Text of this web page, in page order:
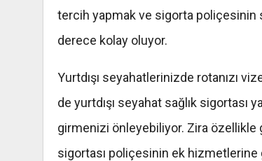
tercih yapmak ve sigorta poliçesinin
derece kolay oluyor.
Yurtdışı seyahatlerinizde rotanızı
de yurtdışı seyahat sağlık sigortası
girmenizi önleyebiliyor. Zira özellikle
sigortası poliçesinin ek hizmetlerine